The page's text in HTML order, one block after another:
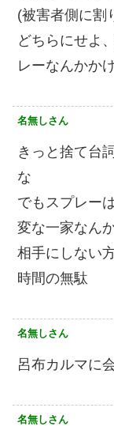
(被害者側に割
どちらにせよ
レーなんかか
名無しさん
きっと捨て台
な
でもスプレー
変な一家なん
相手にしない
時間の無駄
名無しさん
呂布カルマに
名無しさん